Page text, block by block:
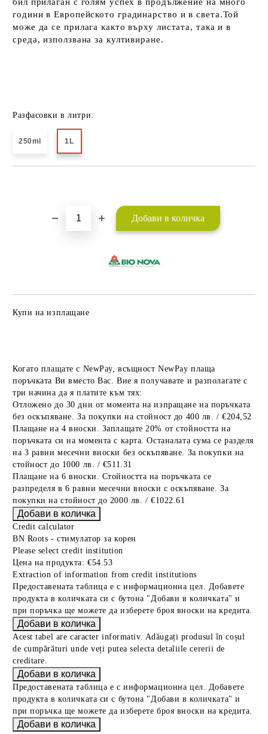
години вЕвропейското градинарство и в света.Той
може да се прилага както върху листата, така и в
среда, използвана за култивиране.
Разфасовки в литри:
250ml 1L
Купи на изплащане
Когато плащате с NewPay, всъщност NewPay плаща
поръчката Ви вместо Вас. Вие я получавате и разполагате с
три начина да я платите към тях:
Отложено до 30 дни от момента на изпращане на поръчката
без оскъпяване. За покупки на стойност до 400 лв. / €204,52
Плащане на 4 вноски. Заплащате 20% от стойността на
поръчката си на момента с карта. Останалата сума се разделя
на 3 равни месечни вноски без оскъпяване. За покупки на
стойност до 1000 лв. / €511.31
Плащане на 6 вноски. Стойността на поръчката се
разпределя в 6 равни месечни вноски с оскъпяване. За
покупки на стойност до 2000 лв. / €1022.61
Credit calculator
BN Roots - стимулатор за корен
Please select credit institution
Цена на продукта: €54.53
Extraction of information from credit institutions
Предоставената таблица е с информационна цел. Добавете
продукта в количката си с бутона "Добави в количката" и
при поръчка ще можете да изберете броя вноски на кредита.
Acest tabel are caracter informativ. Adăugați produsul în coșul
de cumpărături unde veți putea selecta detaliile cererii de
creditare.
Предоставената таблица е с информационна цел. Добавете
продукта в количката си с бутона "Добави в количката" и
при поръчка ще можете да изберете броя вноски на кредита.